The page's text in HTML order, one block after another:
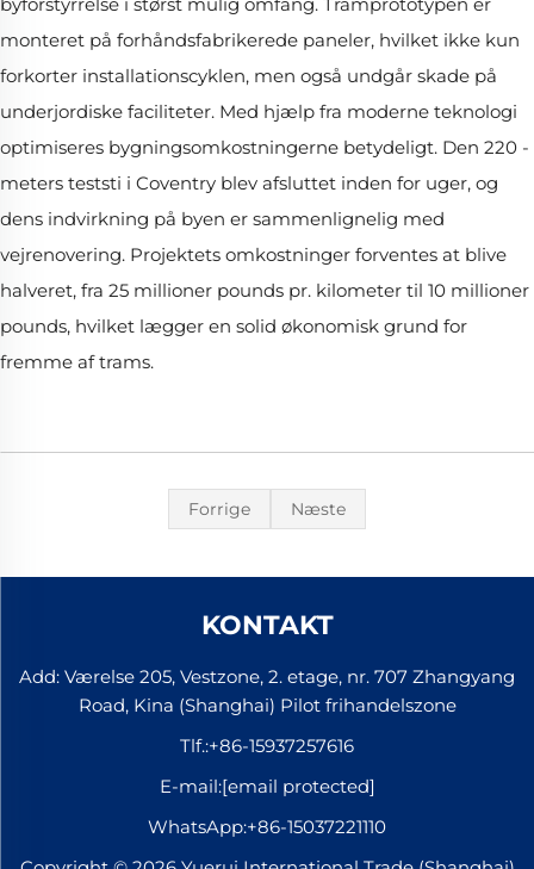
byforstyrrelse i størst mulig omfang. Tramprototypen er
monteret på forhåndsfabrikerede paneler, hvilket ikke kun
forkorter installationscyklen, men også undgår skade på
underjordiske faciliteter. Med hjælp fra moderne teknologi
optimiseres bygningsomkostningerne betydeligt. Den 220 -
meters teststi i Coventry blev afsluttet inden for uger, og
dens indvirkning på byen er sammenlignelig med
vejrenovering. Projektets omkostninger forventes at blive
halveret, fra 25 millioner pounds pr. kilometer til 10 millioner
pounds, hvilket lægger en solid økonomisk grund for
fremme af trams.
Forrige Næste
KONTAKT
Add: Værelse 205, Vestzone, 2. etage, nr. 707 Zhangyang
Road, Kina (Shanghai) Pilot frihandelszone
Tlf.:+86-15937257616
E-mail:[email protected]
WhatsApp:+86-15037221110